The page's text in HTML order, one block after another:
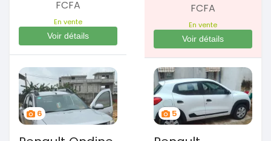
FCFA
En vente
Voir détails
FCFA
En vente
Voir détails
6 5